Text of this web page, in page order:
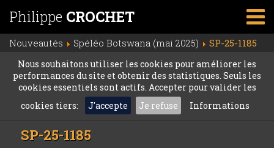
Philippe CROCHET
Nouveautés Spéléo Botswana (mai 2025) SP-25-1185
Nous souhaitons utiliser les cookies pour améliorer les
performances du site et obtenir des statistiques. Seuls les
cookies essentiels sont actifs. Accepter pour valider les
cookies tiers:
J'accepte Je refuse Informations
SP-25-1185